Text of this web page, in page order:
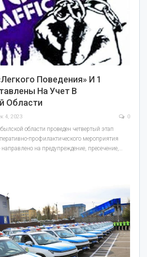
Поведения» И 1
На Учет В
Области
4, 2023 0
области проведен четвертый этап
профилактического мероприятия
на предупреждение, пресечение,…